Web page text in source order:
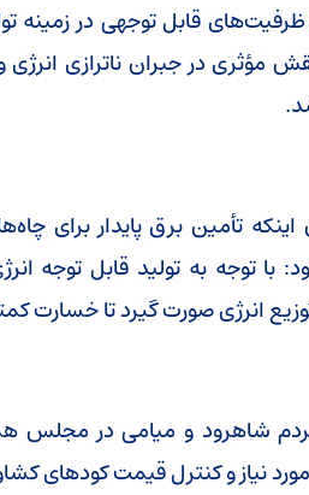
قابل توجهی در زمینه
مؤثری در جبران ناترازی
اینکه تأمین برق پایدار برای
با توجه به تولید قابل توجه
انرژی صورت گیرد تا خسارت
شاهرود و میامی در مجلس
نیاز و کنترل قیمت کودهای